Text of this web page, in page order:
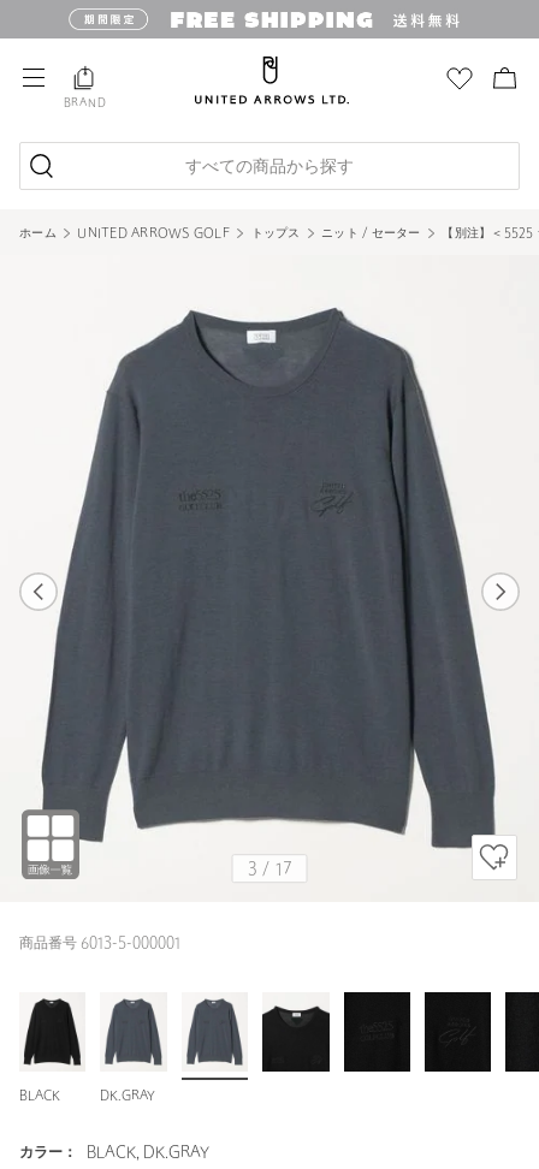
BRAND
すべての商品から探す
ホーム UNITED ARROWS GOLF トップス ニット / セーター 【別注】＜
3 / 17
商品番号 6013-5-000001
BLACK DK.GRAY
カラー： BLACK, DK.GRAY
17